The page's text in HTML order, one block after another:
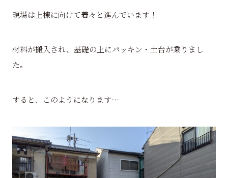
現場は上棟に向けて着々と進んでいます！
材料が搬入され、基礎の上にパッキン・土台が乗りまし
た。
すると、このようになります…